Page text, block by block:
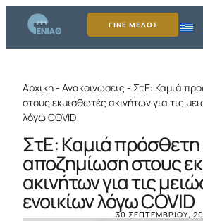
ΓΙΝΕ ΜΕΛΟΣ
Αρχική- Ανακοινώσεις - ΣτΕ: Καμιά
στους εκμισθωτές ακινήτων για τις
λόγω COVID
ΣτΕ: Καμιά πρόσθετη
αποζημίωση στους
ακινήτων για τις
ενοικίων λόγω COVID
30 ΣΕΠΤΕΜΒΡΊΟΥ,